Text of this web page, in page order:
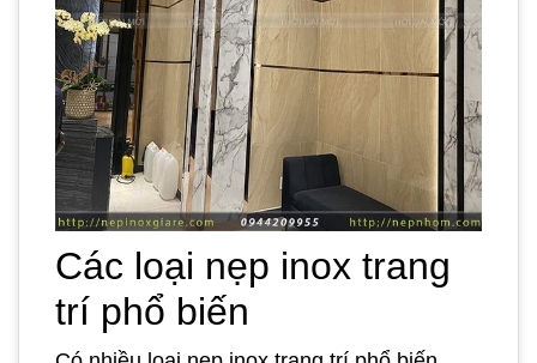
Các loại nẹp inox trang
trí phổ biến